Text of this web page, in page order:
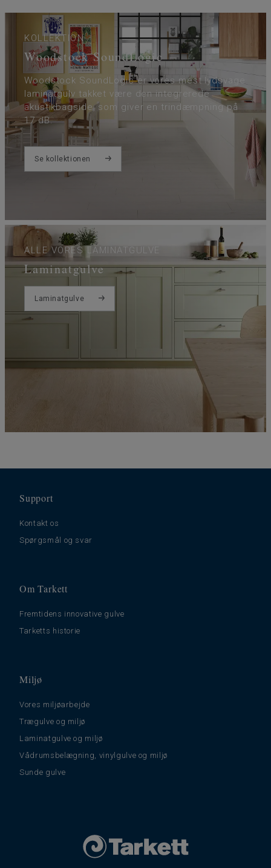
KOLLEKTION
Woodstock SoundLogic
Woodstock SoundLogic er vores mest lydsvage
laminatgulv takket være den integrerede
akustikbagside, som giver en trindæmpning på
17 dB.
Se kollektionen
ALLE VORES LAMINATGULVE
Laminatgulve
Laminatgulve
Support
Kontakt os
Spørgsmål og svar
Om Tarkett
Fremtidens innovative gulve
Tarketts historie
Miljø
Vores miljøarbejde
Trægulve og miljø
Laminatgulve og miljø
Vådrumsbelægning, vinylgulve og miljø
Sunde gulve